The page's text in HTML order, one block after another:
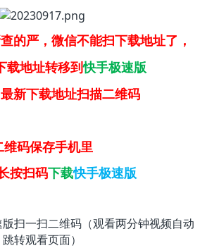
，微信不能扫下载地址了，
址转移到快手极速版
地址扫描二维码
维码保存手机里
按扫码下载快手极速版
扫一扫二维码（观看两分钟视频自动
跳转观看页面）